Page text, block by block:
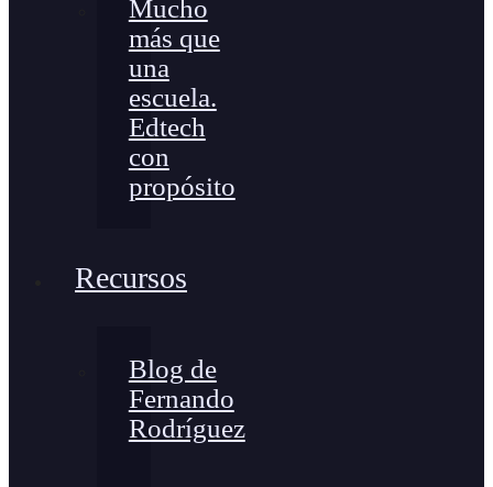
Mucho
más que
una
escuela.
Edtech
con
propósito
Recursos
Blog de
Fernando
Rodríguez